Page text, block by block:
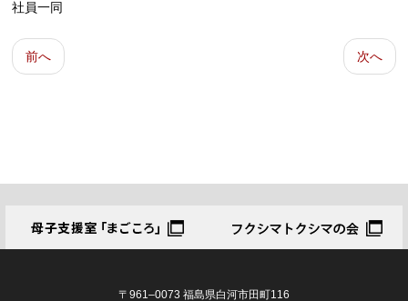
社員一同
前へ 次へ
〒961–0073 福島県白河市田町116